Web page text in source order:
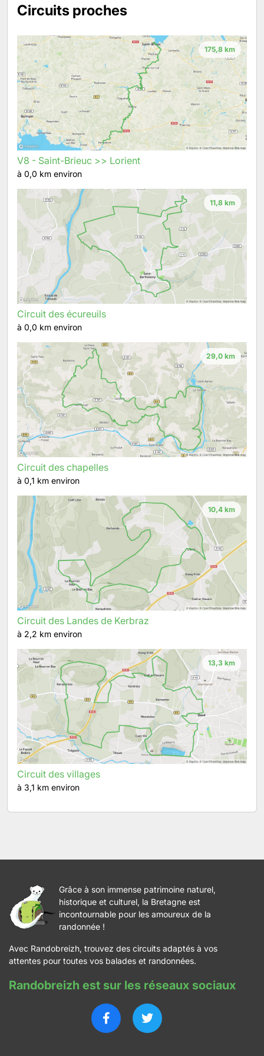
Circuits proches
175,8 km
V8 - Saint-Brieuc >> Lorient
à 0,0 km environ
11,8 km
Circuit des écureuils
à 0,0 km environ
29,0 km
Circuit des chapelles
à 0,1 km environ
10,4 km
Circuit des Landes de Kerbraz
à 2,2 km environ
13,3 km
Circuit des villages
à 3,1 km environ
Grâce à son immense patrimoine naturel,
historique et culturel, la Bretagne est
incontournable pour les amoureux de la
randonnée !
Avec Randobreizh, trouvez des circuits adaptés à vos
attentes pour toutes vos balades et randonnées.
Randobreizh est sur les réseaux sociaux